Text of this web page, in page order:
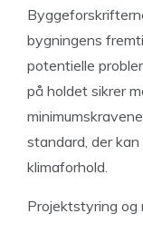
bygningens
potentielle
på holdet sikrer
standard, der
klimaforhold.
Projektstyring og